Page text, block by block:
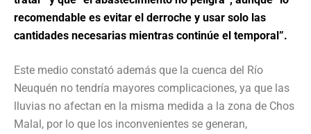
recomendable es evitar el derroche y usar solo las
cantidades necesarias mientras continúe el temporal”.
Este medio constató además que la cuenca del Río
Neuquén no tendría mayores complicaciones, ya que las
lluvias no afectan en la misma medida a la zona de Chos
Malal, por lo que los inconvenientes se generan,